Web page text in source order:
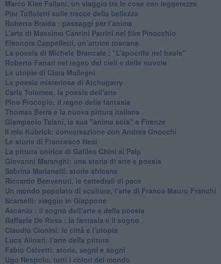
​Marco Klee Fallani, un viaggio tra le cose con leggerezza
​Pier Toffoletti sulle tracce della bellezza
​Roberto Braida : passaggi per l’anima
​L’arte di Massimo Cantini Parrini nel film Pinocchio
Eleonora Cappelletti, un’attrice toscana
​La poesia di Michele Brancale : “L’apocrifo nel baule"
Roberto Fanari nel regno dei cieli e delle nuvole
Le utopie di Clara Mallegni
​La poesia misteriosa di Atchugarry
Carla Tolomeo, la poesia dell’arte
Pino Procopio: il regno della fantasia
Thomas Berra e la nuova pittura italiana
Giampaolo Talani, la sua "anima sola" a Firenze
Il mio Kubrick: conversazione con Andrea Gnocchi
Le storie di Francesco Nesi
​La pittura onirica di Galileo Chini al Palp
​Giovanni Maranghi: una storia di arte e poesia
Sabrina Marianelli: storie africane
​Riccardo Benvenuti, le cattedrali di pace
​Un mondo popolato di sculture, l’arte di Franco Mauro Franchi
​Scarselli: viaggio in Giappone
​Ascanio : il sogno dell’arte e della poesia
Raffaele De Rosa : la fantasia e il sogno
​Claudio Cionini: le città e l’utopia
Luca Alinari: l’arte della pittura
​Fabio Calvetti: storie, segni e sogni
Ugo Nespolo: tutti i colori del mondo